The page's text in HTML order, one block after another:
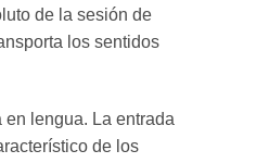
de la sesión de
los sentidos
lengua. La entrada
de los